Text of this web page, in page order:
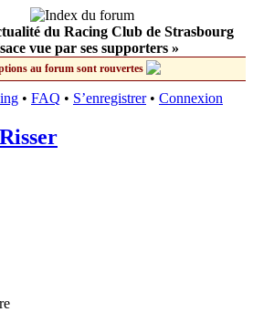
du Racing Club de Strasbourg
vue par ses supporters »
au forum sont rouvertes
• FAQ • S’enregistrer• Connexion